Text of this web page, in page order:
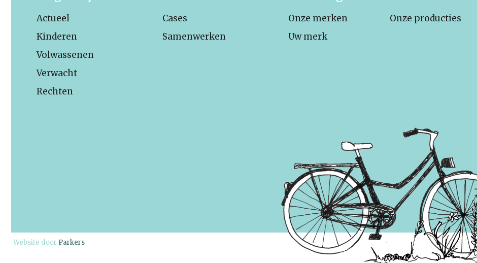
Actueel
Kinderen
Volwassenen
Verwacht
Rechten
Cases
Samenwerken
Onze merken
Uw merk
Onze producties
Website door Parkers